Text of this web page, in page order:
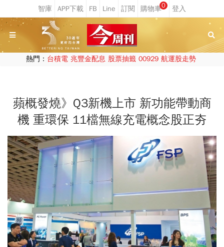
0
熱門： 台積電 兆豐金配息 股票抽籤 00929 航運股走勢
蘋概發燒》Q3新機上市 新功能帶動商
機 重環保 11檔無線充電概念股正夯